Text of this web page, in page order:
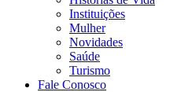
Instituições
Mulher
Novidades
Saúde
Turismo
Fale Conosco